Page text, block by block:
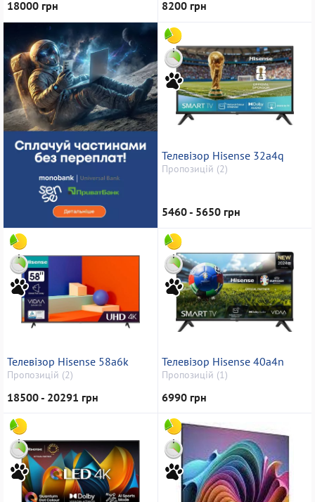
18000 грн 8200 грн
Телевізор Hisense 32a4q
Пропозицій (2)
5460 - 5650 грн
Телевізор Hisense 58a6k
Пропозицій (2)
18500 - 20291 грн
Телевізор Hisense 40a4n
Пропозицій (1)
6990 грн